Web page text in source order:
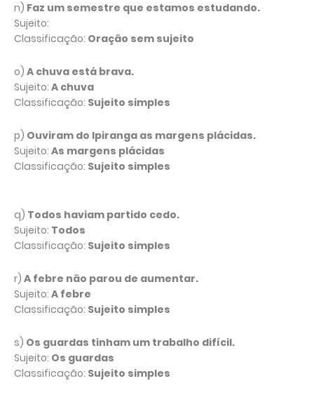
n) Faz um semestre que estamos estudando.
Sujeito:
Classificação: Oração sem sujeito
o) A chuva está brava.
Sujeito: A chuva
Classificação: Sujeito simples
p) Ouviram do Ipiranga as margens plácidas.
Sujeito: As margens plácidas
Classificação: Sujeito simples
q) Todos haviam partido cedo.
Sujeito: Todos
Classificação: Sujeito simples
r) A febre não parou de aumentar.
Sujeito: A febre
Classificação: Sujeito simples
s) Os guardas tinham um trabalho difícil.
Sujeito: Os guardas
Classificação: Sujeito simples